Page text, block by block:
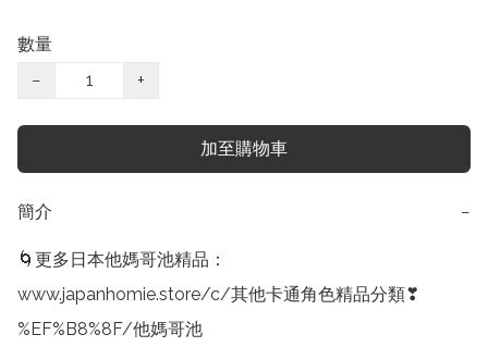
數量
−
+
加至購物車
簡介 −
🌀更多日本他媽哥池精品：
www.japanhomie.store/c/其他卡通角色精品分類❣
%EF%B8%8F/他媽哥池